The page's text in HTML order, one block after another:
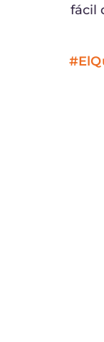
fácil